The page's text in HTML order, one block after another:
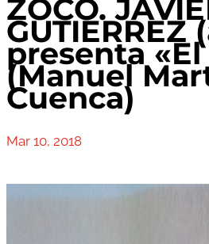
ZOCO.
GUTIERREZ
presenta
(Manuel
Cuenca)
Mar 10, 2018